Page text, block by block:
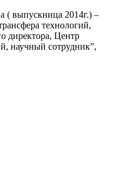
( выпускница 2014г.) –
технологий,
директора, Центр
научный сотрудник”,